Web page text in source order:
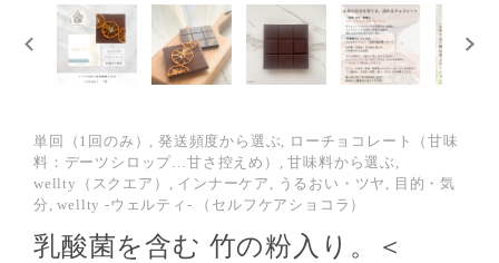
単回（1回のみ）, 発送頻度から選ぶ, ローチョコレート（甘味
料：デーツシロップ…甘さ控えめ）, 甘味料から選ぶ,
wellty（スクエア）, インナーケア, うるおい・ツヤ, 目的・気
分, wellty -ウェルティ- （セルフケアショコラ）
乳酸菌を含む 竹の粉入り。＜